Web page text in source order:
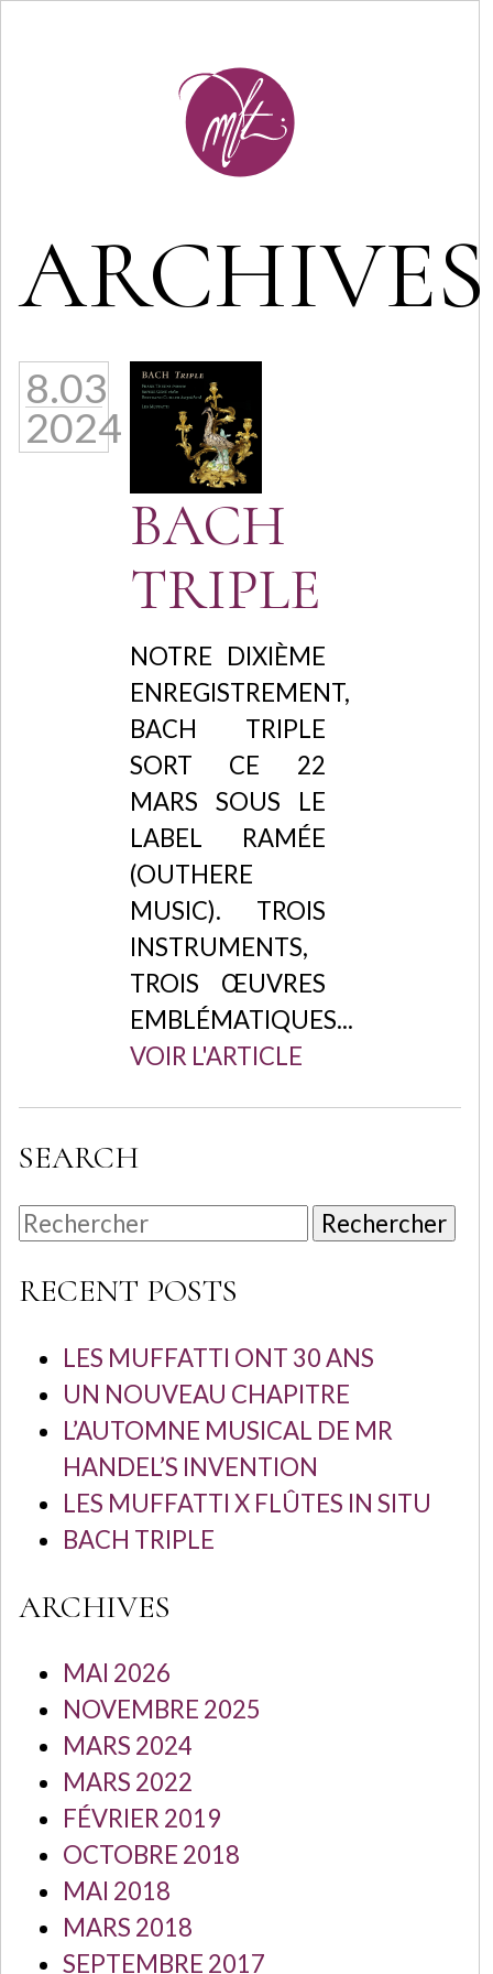
ARCHIVES
8.03
2024
BACH
TRIPLE
NOTRE DIXIÈME
ENREGISTREMENT,
BACH TRIPLE
SORT CE 22
MARS SOUS LE
LABEL RAMÉE
(OUTHERE
MUSIC). TROIS
INSTRUMENTS,
TROIS ŒUVRES
EMBLÉMATIQUES...
VOIR L'ARTICLE
SEARCH
Rechercher
RECENT POSTS
LES MUFFATTI ONT 30 ANS
UN NOUVEAU CHAPITRE
L’AUTOMNE MUSICAL DE MR
HANDEL’S INVENTION
LES MUFFATTI X FLÛTES IN SITU
BACH TRIPLE
ARCHIVES
MAI 2026
NOVEMBRE 2025
MARS 2024
MARS 2022
FÉVRIER 2019
OCTOBRE 2018
MAI 2018
MARS 2018
SEPTEMBRE 2017